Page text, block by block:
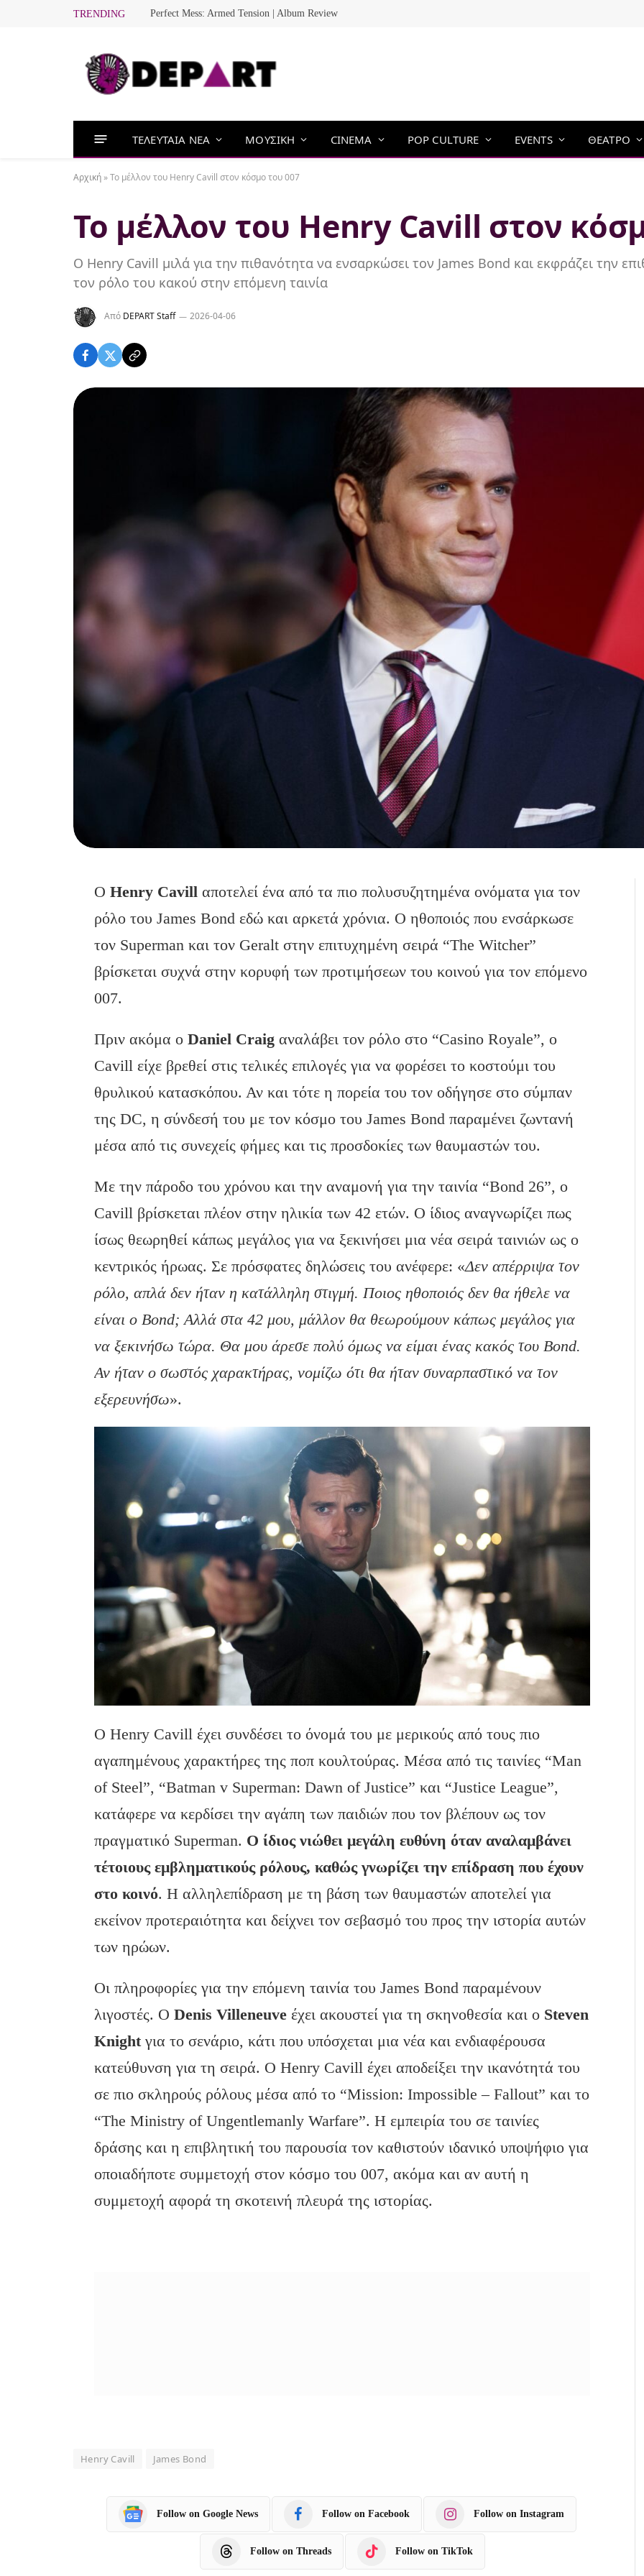
TRENDING Perfect Mess: Armed Tension | Album Review
ΤΕΛΕΥΤΑΙΑ ΝΕΑ ΜΟΥΣΙΚΗ CINEMA POP CULTURE EVENTS ΘΕΑΤΡΟ
Αρχική »Το μέλλον του Henry Cavill στον κόσμο του 007
Το μέλλον του Henry Cavill στον
Ο Henry Cavill μιλά για την πιθανότητα να ενσαρκώσει τον James Bond και εκφράζει την
τον ρόλο του κακού στην επόμενη ταινία
Από DEPART Staff 2026-04-06
ΟHenry Cavill αποτελεί ένα από τα πιο πολυσυζητημένα ονόματα για τον
ρόλο του James Bond εδώ και αρκετά χρόνια. Ο ηθοποιός που ενσάρκωσε
τον Superman και τον Geralt στην επιτυχημένη σειρά “The Witcher”
βρίσκεται συχνά στην κορυφή των προτιμήσεων του κοινού για τον επόμενο
007.
Πριν ακόμα οDaniel Craig αναλάβει τον ρόλο στο “Casino Royale”, ο
Cavill είχε βρεθεί στις τελικές επιλογές για να φορέσει το κοστούμι του
θρυλικού κατασκόπου. Αν και τότε η πορεία του τον οδήγησε στο σύμπαν
της DC, η σύνδεσή του με τον κόσμο του James Bond παραμένει ζωντανή
μέσα από τις συνεχείς φήμες και τις προσδοκίες των θαυμαστών του.
Με την πάροδο του χρόνου και την αναμονή για την ταινία “Bond 26”, ο
Cavill βρίσκεται πλέον στην ηλικία των 42 ετών. Ο ίδιος αναγνωρίζει πως
ίσως θεωρηθεί κάπως μεγάλος για να ξεκινήσει μια νέα σειρά ταινιών ως ο
κεντρικός ήρωας. Σε πρόσφατες δηλώσεις του ανέφερε: «Δεν απέρριψα τον
ρόλο, απλά δεν ήταν η κατάλληλη στιγμή. Ποιος ηθοποιός δεν θα ήθελε να
είναι οBond; Αλλά στα 42 μου, μάλλον θα θεωρούμουν κάπως μεγάλος για
να ξεκινήσω τώρα. Θα μου άρεσε πολύ όμως να είμαι ένας κακός του Bond.
Αν ήταν ο σωστός χαρακτήρας, νομίζω ότι θα ήταν συναρπαστικό να τον
εξερευνήσω».
Ο Henry Cavill έχει συνδέσει το όνομά του με μερικούς από τους πιο
αγαπημένους χαρακτήρες της ποπ κουλτούρας. Μέσα από τις ταινίες “Man
of Steel”, “Batman v Superman: Dawn of Justice” και “Justice League”,
κατάφερε να κερδίσει την αγάπη των παιδιών που τον βλέπουν ως τον
πραγματικό Superman. Ο ίδιος νιώθει μεγάλη ευθύνη όταν αναλαμβάνει
τέτοιους εμβληματικούς ρόλους, καθώς γνωρίζει την επίδραση που έχουν
στο κοινό. Η αλληλεπίδραση με τη βάση των θαυμαστών αποτελεί για
εκείνον προτεραιότητα και δείχνει τον σεβασμό του προς την ιστορία αυτών
των ηρώων.
Οι πληροφορίες για την επόμενη ταινία του James Bond παραμένουν
λιγοστές. ΟDenis Villeneuve έχει ακουστεί για τη σκηνοθεσία και ο Steven
Knightγια το σενάριο, κάτι που υπόσχεται μια νέα και ενδιαφέρουσα
κατεύθυνση για τη σειρά. Ο Henry Cavill έχει αποδείξει την ικανότητά του
σε πιο σκληρούς ρόλους μέσα από το “Mission: Impossible – Fallout” και το
“The Ministry of Ungentlemanly Warfare”. Η εμπειρία του σε ταινίες
δράσης και η επιβλητική του παρουσία τον καθιστούν ιδανικό υποψήφιο για
οποιαδήποτε συμμετοχή στον κόσμο του 007, ακόμα και αν αυτή η
συμμετοχή αφορά τη σκοτεινή πλευρά της ιστορίας.
Henry Cavill James Bond
Follow on Google News Follow on Facebook Follow on Instagram
Follow on Threads Follow on TikTok